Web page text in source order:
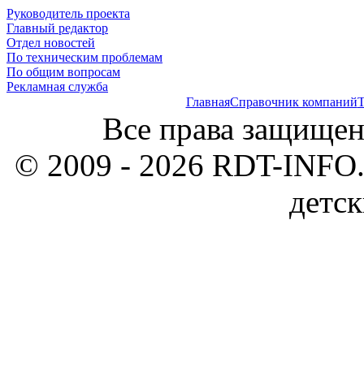
Руководитель проекта
Главный редактор
Отдел новостей
По техническим проблемам
По общим вопросам
Рекламная служба
ГлавнаяСправочник компаний
Все права
© 2009 - 2026 RDT-